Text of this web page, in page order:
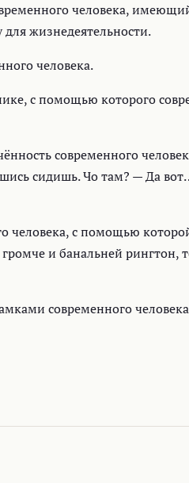
человека,
жизнедеятельности.
человека.
с помощью которого
современного
сидишь. Чо там? — Да
человека, с помощью
и банальней рингтон,
современного